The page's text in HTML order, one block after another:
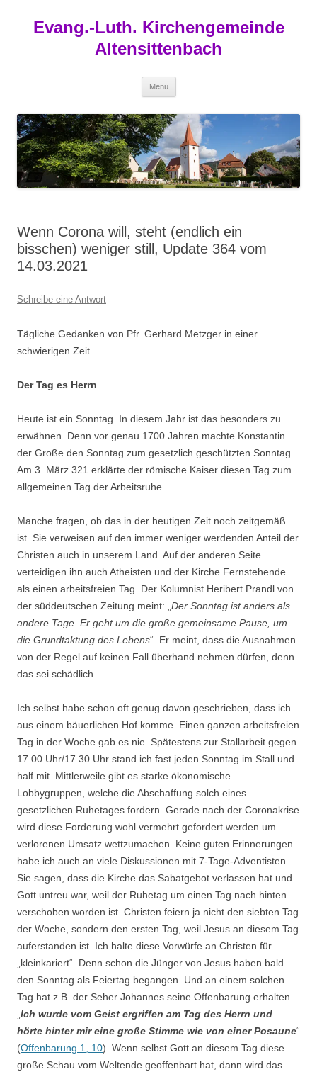
springen
Evang.-Luth. Kirchengemeinde
Altensittenbach
Menü
Wenn Corona will, steht (endlich ein
bisschen) weniger still, Update 364 vom
14.03.2021
Schreibe eine Antwort
Tägliche Gedanken von Pfr. Gerhard Metzger in einer
schwierigen Zeit
Der Tag es Herrn
Heute ist ein Sonntag. In diesem Jahr ist das besonders zu
erwähnen. Denn vor genau 1700 Jahren machte Konstantin
der Große den Sonntag zum gesetzlich geschützten Sonntag.
Am 3. März 321 erklärte der römische Kaiser diesen Tag zum
allgemeinen Tag der Arbeitsruhe.
Manche fragen, ob das in der heutigen Zeit noch zeitgemäß
ist. Sie verweisen auf den immer weniger werdenden Anteil der
Christen auch in unserem Land. Auf der anderen Seite
verteidigen ihn auch Atheisten und der Kirche Fernstehende
als einen arbeitsfreien Tag. Der Kolumnist Heribert Prandl von
der süddeutschen Zeitung meint: „Der Sonntag ist anders als
andere Tage. Er geht um die große gemeinsame Pause, um
die Grundtaktung des Lebens“. Er meint, dass die Ausnahmen
von der Regel auf keinen Fall überhand nehmen dürfen, denn
das sei schädlich.
Ich selbst habe schon oft genug davon geschrieben, dass ich
aus einem bäuerlichen Hof komme. Einen ganzen arbeitsfreien
Tag in der Woche gab es nie. Spätestens zur Stallarbeit gegen
17.00 Uhr/17.30 Uhr stand ich fast jeden Sonntag im Stall und
half mit. Mittlerweile gibt es starke ökonomische
Lobbygruppen, welche die Abschaffung solch eines
gesetzlichen Ruhetages fordern. Gerade nach der Coronakrise
wird diese Forderung wohl vermehrt gefordert werden um
verlorenen Umsatz wettzumachen. Keine guten Erinnerungen
habe ich auch an viele Diskussionen mit 7-Tage-Adventisten.
Sie sagen, dass die Kirche das Sabatgebot verlassen hat und
Gott untreu war, weil der Ruhetag um einen Tag nach hinten
verschoben worden ist. Christen feiern ja nicht den siebten Tag
der Woche, sondern den ersten Tag, weil Jesus an diesem Tag
auferstanden ist. Ich halte diese Vorwürfe an Christen für
„kleinkariert“. Denn schon die Jünger von Jesus haben bald
den Sonntag als Feiertag begangen. Und an einem solchen
Tag hat z.B. der Seher Johannes seine Offenbarung erhalten.
„Ich wurde vom Geist ergriffen am Tag des Herrn und
hörte hinter mir eine große Stimme wie von einer Posaune“
(Offenbarung 1, 10). Wenn selbst Gott an diesem Tag diese
große Schau vom Weltende geoffenbart hat, dann wird das